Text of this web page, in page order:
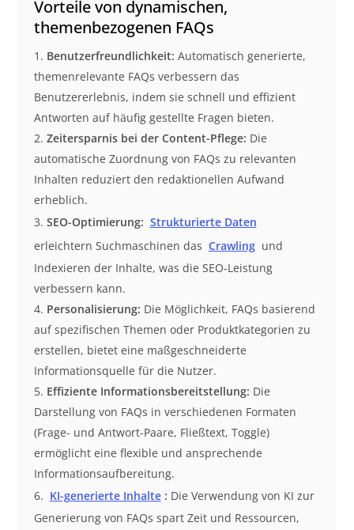
Vorteile von dynamischen,
themenbezogenen FAQs
Benutzerfreundlichkeit: Automatisch generierte,
themenrelevante FAQs verbessern das
Benutzererlebnis, indem sie schnell und effizient
Antworten auf häufig gestellte Fragen bieten.
Zeitersparnis bei der Content-Pflege: Die
automatische Zuordnung von FAQs zu relevanten
Inhalten reduziert den redaktionellen Aufwand
erheblich.
SEO-Optimierung: Strukturierte Daten
erleichtern Suchmaschinen das Crawling und
Indexieren der Inhalte, was die SEO-Leistung
verbessern kann.
Personalisierung: Die Möglichkeit, FAQs basierend
auf spezifischen Themen oder Produktkategorien zu
erstellen, bietet eine maßgeschneiderte
Informationsquelle für die Nutzer.
Effiziente Informationsbereitstellung: Die
Darstellung von FAQs in verschiedenen Formaten
(Frage- und Antwort-Paare, Fließtext, Toggle)
ermöglicht eine flexible und ansprechende
Informationsaufbereitung.
KI-generierte Inhalte : Die Verwendung von KI zur
Generierung von FAQs spart Zeit und Ressourcen,